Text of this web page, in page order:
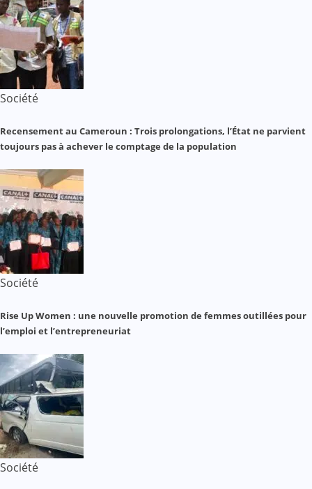
Société
Recensement au Cameroun : Trois prolongations, l’État ne parvient
toujours pas à achever le comptage de la population
Société
Rise Up Women : une nouvelle promotion de femmes outillées pour
l’emploi et l’entrepreneuriat
Société